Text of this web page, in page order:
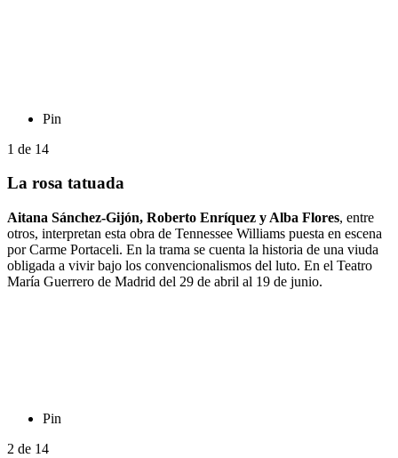
Pin
1 de 14
La rosa tatuada
Aitana Sánchez-Gijón, Roberto Enríquez y Alba Flores, entre
otros, interpretan esta obra de Tennessee Williams puesta en escena
por Carme Portaceli. En la trama se cuenta la historia de una viuda
obligada a vivir bajo los convencionalismos del luto. En el Teatro
María Guerrero de Madrid del 29 de abril al 19 de junio.
Pin
2 de 14